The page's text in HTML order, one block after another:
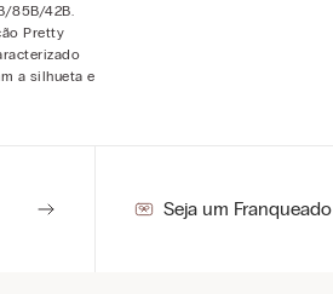
85B/42B.
Pretty
a silhueta e
Seja um Franqueado